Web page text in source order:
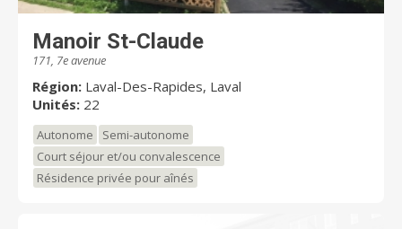
Manoir St-Claude
171, 7e avenue
Région: Laval-Des-Rapides, Laval
Unités: 22
Autonome
Semi-autonome
Court séjour et/ou convalescence
Résidence privée pour aînés